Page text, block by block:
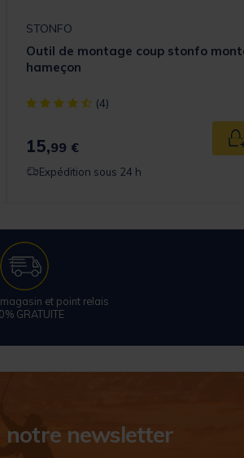
au panier
STONFO
Outil de montage coup stonfo
hameçon
[object Object] out of 5 Customer Rating
(4)
15,99 €
Expédition sous 24 h
et point relais
GRATUITE
notre newsletter